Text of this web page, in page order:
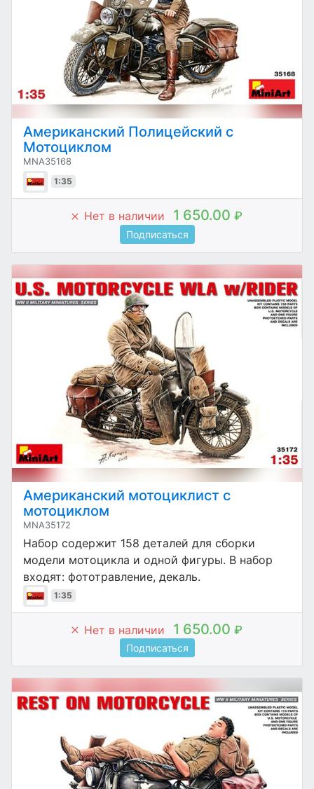
Американский Полицейский с
Мотоциклом
MNA35168
1:35
Нет в наличии 1 650.00 ₽
Подписаться
Американский мотоциклист с
мотоциклом
MNA35172
Набор содержит 158 деталей для сборки
модели мотоцикла и одной фигуры. В набор
входят: фототравление, декаль.
1:35
Нет в наличии 1 650.00 ₽
Подписаться